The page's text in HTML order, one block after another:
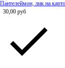
Пантелеймон, лик на
30,00 руб